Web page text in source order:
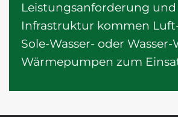
Leistungsanforderung und
Infrastruktur kommen
Sole-Wasser- oder Wasser-
Wärmepumpen zum